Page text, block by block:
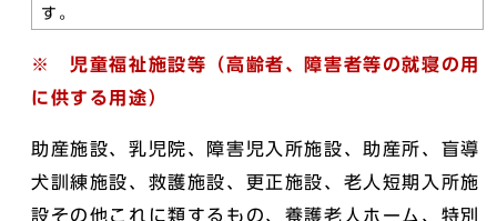
す。
※ 児童福祉施設等（高齢者、障害者等の就寝の用
に供する用途）
助産施設、乳児院、障害児入所施設、助産所、盲導
犬訓練施設、救護施設、更正施設、老人短期入所施
設その他これに類するもの、養護老人ホーム、特別